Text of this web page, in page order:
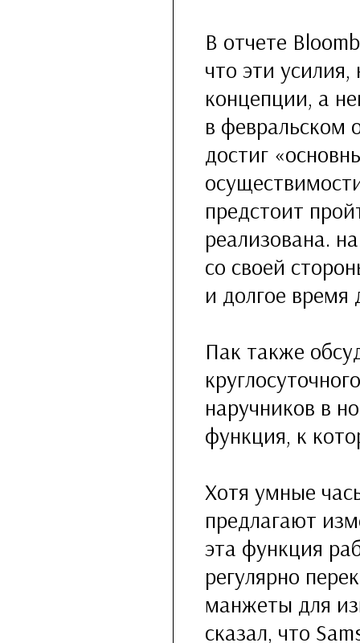
В отчете
что эти
концепции, а
в февральском
достиг
предстоит
реализована.
со своей
и долгое время
Пак также
наручников в
функция, к
Хотя умные
предлагают
эта функция
регулярно
манжеты для
сказал, что